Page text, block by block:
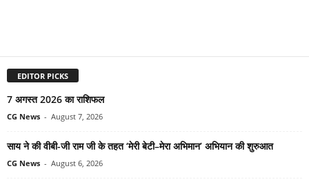
EDITOR PICKS
7 अगस्त 2026 का राशिफल
CG News - August 7, 2026
साय ने की वीबी-जी राम जी के तहत ‘मेरी बेटी–मेरा अभिमान’ अभियान की शुरुआत
CG News - August 6, 2026